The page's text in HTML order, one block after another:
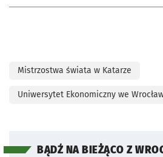
Mistrzostwa świata w Katarze
Uniwersytet Ekonomiczny we
BĄDŹ NA BIEŻĄCO Z